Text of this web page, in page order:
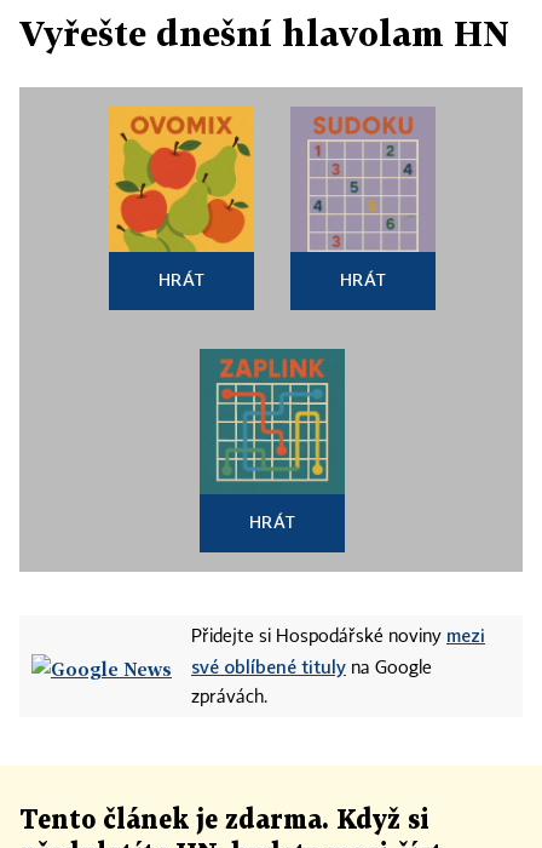
Vyřešte dnešní hlavolam HN
HRÁT HRÁT
HRÁT
Přidejte si Hospodářské noviny mezi
své oblíbené tituly na Google
zprávách.
Tento článek je zdarma. Když si